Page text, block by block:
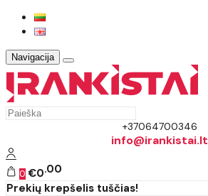
Navigacija
+37064700346
info@irankistai.lt
0 €0 00
Prekių krepšelis tuščias!